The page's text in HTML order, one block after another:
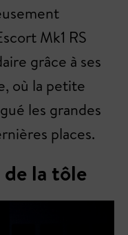
Mk1 RS
grâce à ses
où la petite
les grandes
places.
la tôle